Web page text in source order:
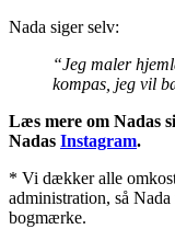
Nada siger selv:
“Jeg maler
kompas, jeg vil
Læs mere om Nadas
Nadas Instagram.
* Vi dækker alle
administration, så
bogmærke.